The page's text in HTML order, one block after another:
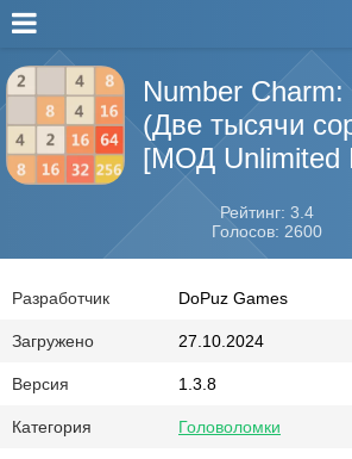
Number
(Две тысячи
[МОД Unlimited
Рейтинг: 3.4
Голосов: 2600
Разработчик DoPuz Games
Загружено 27.10.2024
Версия 1.3.8
Категория Головоломки